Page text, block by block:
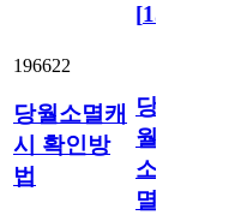
[15
196622
당월소멸캐
시 확인방
법
당
월
소
멸